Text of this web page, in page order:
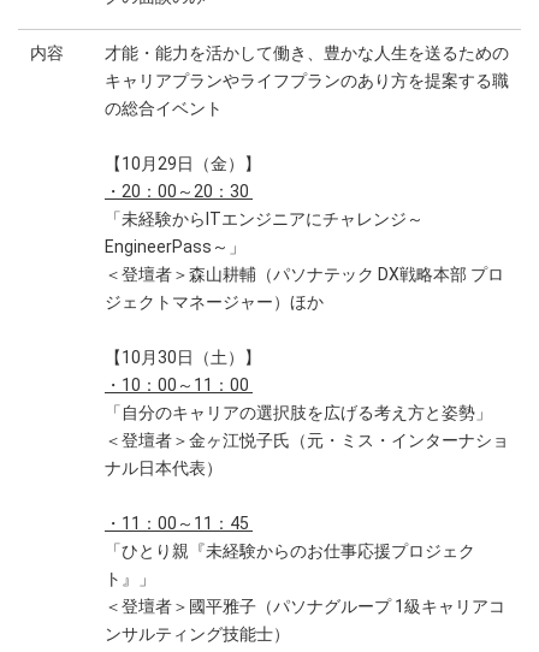
内容
才能・能力を活かして働き、豊かな人生を送るための
キャリアプランやライフプランのあり方を提案する職
の総合イベント
【10月29日（金）】
・20：00～20：30
「未経験からITエンジニアにチャレンジ～
EngineerPass～」
＜登壇者＞森山耕輔（パソナテック DX戦略本部 プロ
ジェクトマネージャー）ほか
【10月30日（土）】
・10：00～11：00
「自分のキャリアの選択肢を広げる考え方と姿勢」
＜登壇者＞金ヶ江悦子氏（元・ミス・インターナショ
ナル日本代表）
・11：00～11：45
「ひとり親『未経験からのお仕事応援プロジェク
ト』」
＜登壇者＞國平雅子（パソナグループ 1級キャリアコ
ンサルティング技能士）